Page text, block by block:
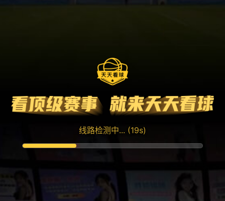
线路检测中... (19s)